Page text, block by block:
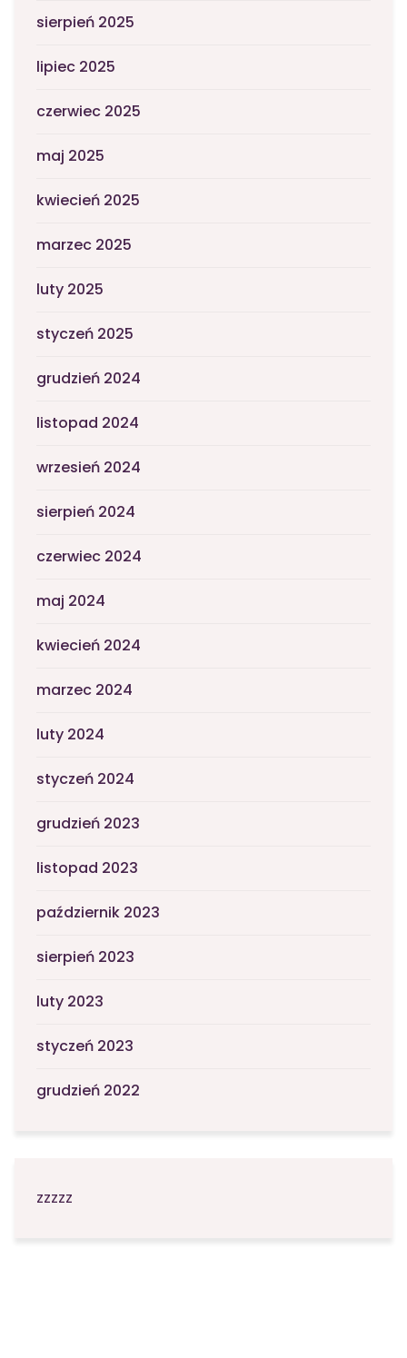
sierpień 2025
lipiec 2025
czerwiec 2025
maj 2025
kwiecień 2025
marzec 2025
luty 2025
styczeń 2025
grudzień 2024
listopad 2024
wrzesień 2024
sierpień 2024
czerwiec 2024
maj 2024
kwiecień 2024
marzec 2024
luty 2024
styczeń 2024
grudzień 2023
listopad 2023
październik 2023
sierpień 2023
luty 2023
styczeń 2023
grudzień 2022
zzzzz